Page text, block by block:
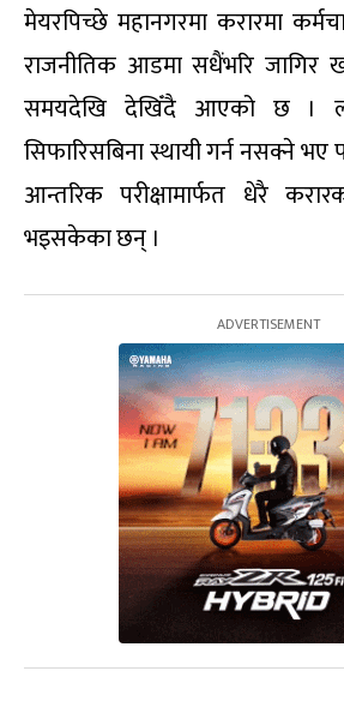
मेयरपिच्छे महानगरमा करारमा
राजनीतिक आडमा सधैंभरि जागिर
समयदेखि देखिँदै आएको छ ।
सिफारिसबिना स्थायी गर्न नसक्ने
आन्तरिक परीक्षामार्फत धेरै
भइसकेका छन् ।